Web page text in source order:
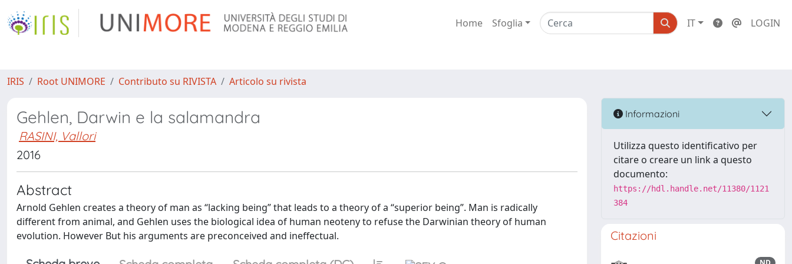
Home Sfoglia IT LOGIN
IRIS Root UNIMORE Contributo su RIVISTA Articolo su rivista
Gehlen, Darwin e la salamandra
RASINI, Vallori
2016
Abstract
Arnold Gehlen creates a theory of man as “lacking being” that leads to a theory of a “superior being”. Man is radically
different from animal, and Gehlen uses the biological idea of human neoteny to refuse the Darwinian theory of human
evolution. However But his arguments are preconceived and ineffectual.
Informazioni
Utilizza questo identificativo per
citare o creare un link a questo
documento:
https://hdl.handle.net/11380/1121
384
Citazioni